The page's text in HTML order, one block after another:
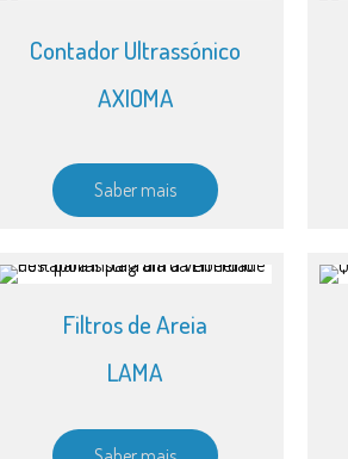
Contador Ultrassónico
AXIOMA
Saber mais
Filtros de Areia
LAMA